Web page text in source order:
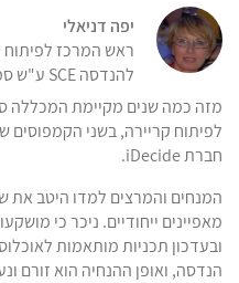
יפה דניאלי
ראש המרכז
להנדסה SCE ע"ש סמי שמעון
מזה כמה שנים מקיימת המכללה
לפיתוח קריירה, בשני
חברת iDecide.
המנחים והמרצים למדו היטב את
מאפיינים ייחודיים. ניכר כי
ובעדכון תכניות מותאמות
הנדסה, ואופן ההנחיה הוא זורם